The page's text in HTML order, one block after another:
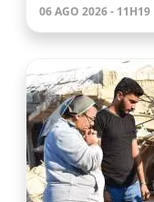
06 AGO 2026 - 11H19